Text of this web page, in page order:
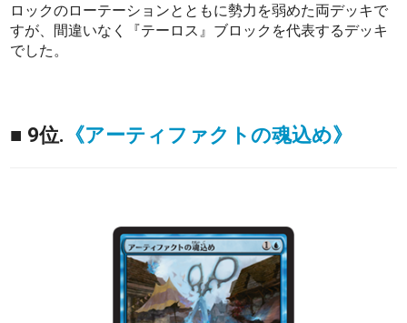
ロックのローテーションとともに勢力を弱めた両デッキで
すが、間違いなく『テーロス』ブロックを代表するデッキ
でした。
■ 9位. 《アーティファクトの魂込め》